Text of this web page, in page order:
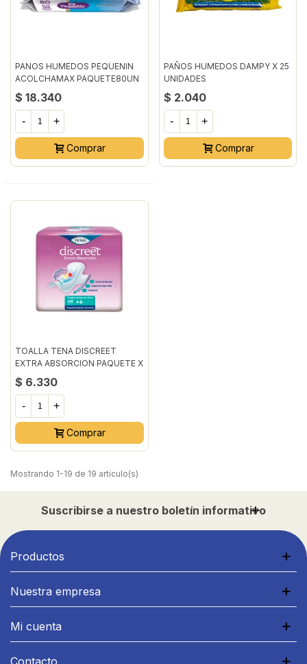
PANOS HUMEDOS PEQUENIN
ACOLCHAMAX PAQUETE80UN
$ 18.340
- +
Comprar
PAÑOS HUMEDOS DAMPY X 25
UNIDADES
$ 2.040
- +
Comprar
TOALLA TENA DISCREET
EXTRA ABSORCION PAQUETE X
8UDS
$ 6.330
- +
Comprar
Mostrando 1-19 de 19 artículo(s)
Suscribirse a nuestro boletín informativo
Productos
Nuestra empresa
Mi cuenta
Contacto